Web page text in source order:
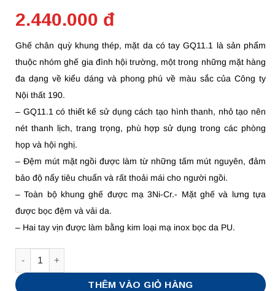
2.440.000 đ
Ghế chân quỳ khung thép, mặt da có tay GQ11.1 là sản phẩm
thuộc nhóm ghế gia đình hội trường, một trong những mặt hàng
đa dạng về kiểu dáng và phong phú về màu sắc của Công ty
Nội thất 190.
– GQ11.1 có thiết kế sử dụng cách tạo hình thanh, nhỏ tạo nên
nét thanh lịch, trang trọng, phù hợp sử dụng trong các phòng
họp và hội nghị.
– Đệm mút mặt ngồi được làm từ những tấm mút nguyên, đảm
bảo độ nẩy tiêu chuẩn và rất thoải mái cho người ngồi.
– Toàn bộ khung ghế được mạ 3Ni-Cr.- Mặt ghế và lưng tựa
được bọc đệm và vải da.
– Hai tay vịn được làm bằng kim loại mạ inox bọc da PU.
THÊM VÀO GIỎ HÀNG